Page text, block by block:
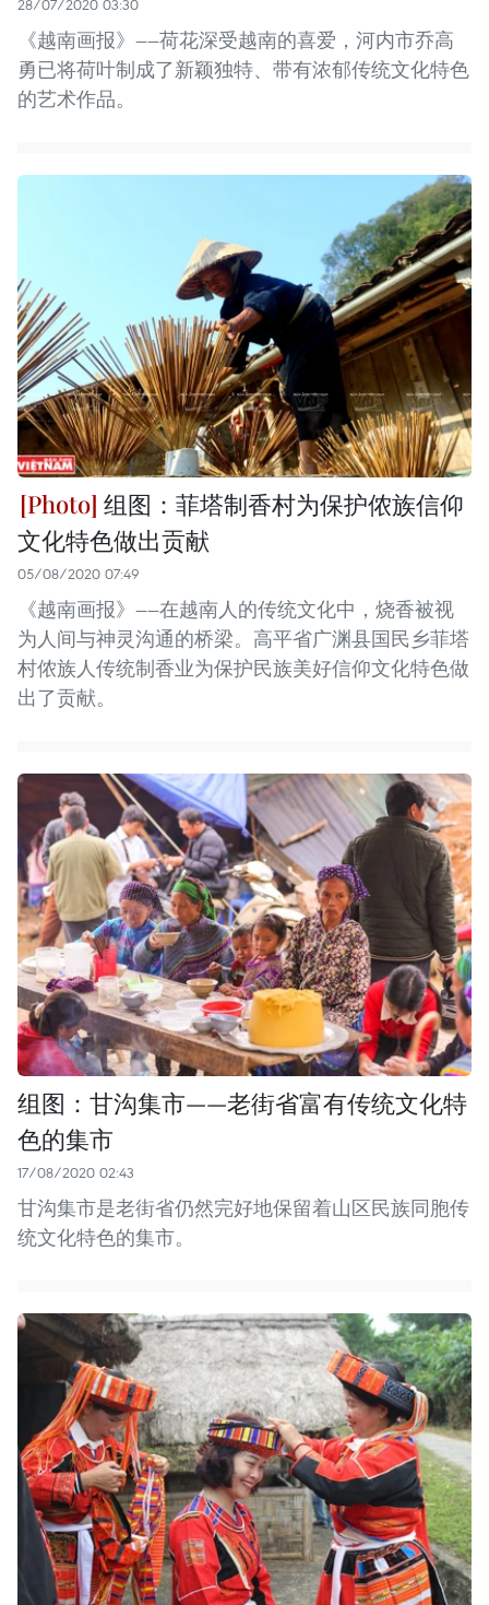
《越南画报》——荷花深受越南的喜爱，河内市乔高
勇已将荷叶制成了新颖独特、带有浓郁传统文化特色
的艺术作品。
组图：菲塔制香村为保护侬族信仰
文化特色做出贡献
05/08/2020 07:49
《越南画报》——在越南人的传统文化中，烧香被视
为人间与神灵沟通的桥梁。高平省广渊县国民乡菲塔
村侬族人传统制香业为保护民族美好信仰文化特色做
出了贡献。
组图：甘沟集市——老街省富有传统文化特
色的集市
17/08/2020 02:43
甘沟集市是老街省仍然完好地保留着山区民族同胞传
统文化特色的集市。